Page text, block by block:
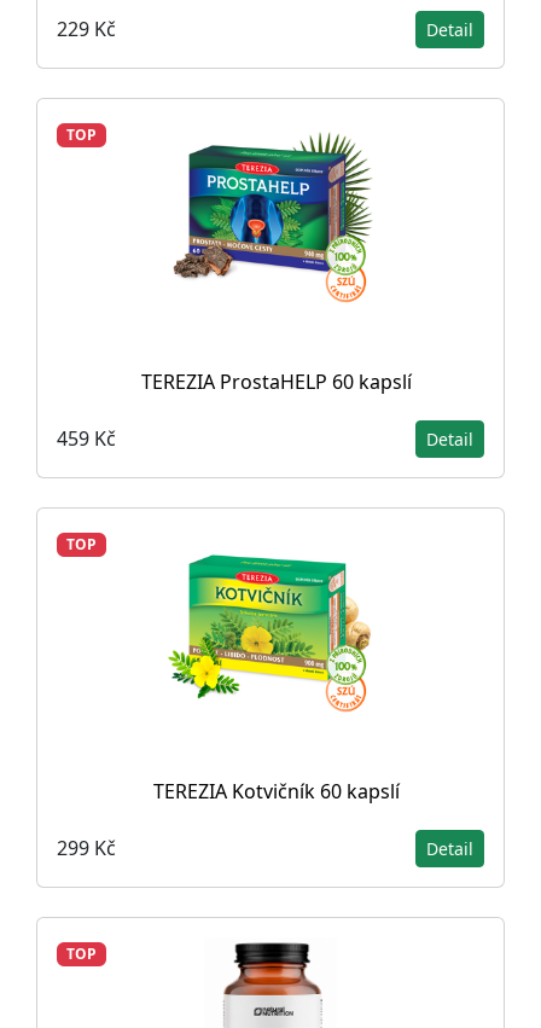
229 Kč Detail
TOP
TEREZIA ProstaHELP 60 kapslí
459 Kč Detail
TOP
TEREZIA Kotvičník 60 kapslí
299 Kč Detail
TOP